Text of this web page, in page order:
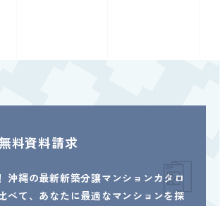
料資料請求
沖縄の最新新築分譲マンションカタロ
べて、あなたに最適なマンションを探